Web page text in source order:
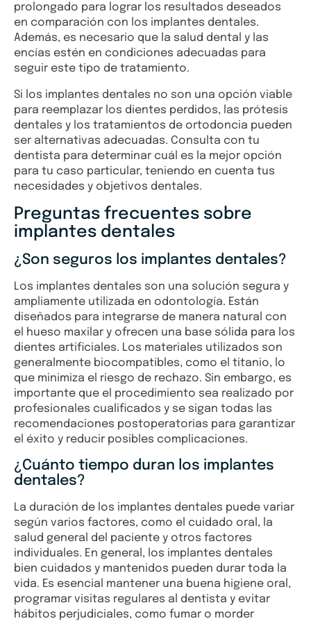
prolongado para lograr los resultados deseados
en comparación con los implantes dentales.
Además, es necesario que la salud dental y las
encías estén en condiciones adecuadas para
seguir este tipo de tratamiento.
Si los implantes dentales no son una opción viable
para reemplazar los dientes perdidos, las prótesis
dentales y los tratamientos de ortodoncia pueden
ser alternativas adecuadas. Consulta con tu
dentista para determinar cuál es la mejor opción
para tu caso particular, teniendo en cuenta tus
necesidades y objetivos dentales.
Preguntas frecuentes sobre
implantes dentales
¿Son seguros los implantes dentales?
Los implantes dentales son una solución segura y
ampliamente utilizada en odontología. Están
diseñados para integrarse de manera natural con
el hueso maxilar y ofrecen una base sólida para los
dientes artificiales. Los materiales utilizados son
generalmente biocompatibles, como el titanio, lo
que minimiza el riesgo de rechazo. Sin embargo, es
importante que el procedimiento sea realizado por
profesionales cualificados y se sigan todas las
recomendaciones postoperatorias para garantizar
el éxito y reducir posibles complicaciones.
¿Cuánto tiempo duran los implantes
dentales?
La duración de los implantes dentales puede variar
según varios factores, como el cuidado oral, la
salud general del paciente y otros factores
individuales. En general, los implantes dentales
bien cuidados y mantenidos pueden durar toda la
vida. Es esencial mantener una buena higiene oral,
programar visitas regulares al dentista y evitar
hábitos perjudiciales, como fumar o morder